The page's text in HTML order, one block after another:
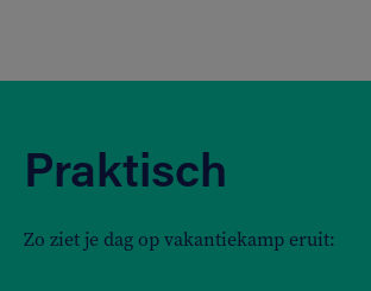
Praktisch
Zo ziet je dag op vakantiekamp eruit: